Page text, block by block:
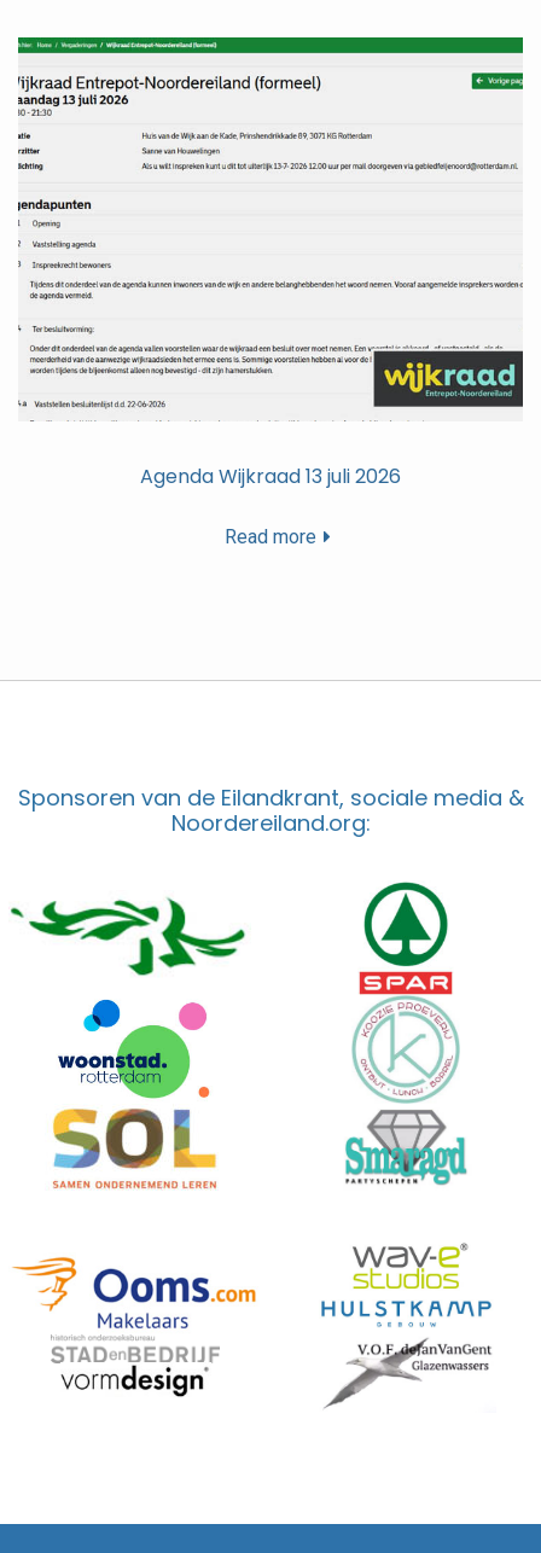
Agenda Wijkraad 13 juli 2026
Read more
Sponsoren van de Eilandkrant, sociale media &
Noordereiland.org: